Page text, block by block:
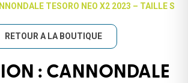
TESORO NEO X2 2023 – TAILLE S
RETOUR A LA BOUTIQUE
: CANNONDALE